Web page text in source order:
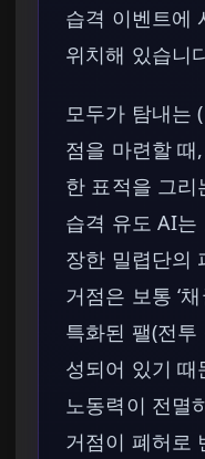
습격 이벤트에
위치해 있습니
모두가 탐내는
점을 마련할
한 표적을 그
습격 유도 AI는
장한 밀렵단의
거점은 보통 ‘채
특화된 팰(전
성되어 있기
노동력이 전멸
거점이 폐허로